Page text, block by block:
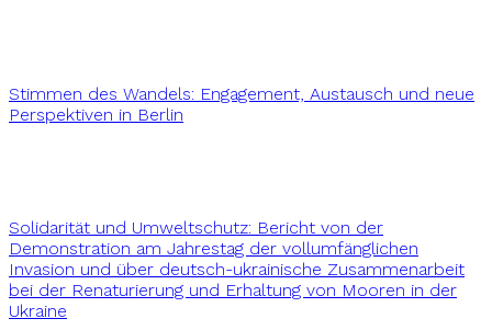
Stimmen des Wandels: Engagement, Austausch und neue
Perspektiven in Berlin
Solidarität und Umweltschutz: Bericht von der
Demonstration am Jahrestag der vollumfänglichen
Invasion und über deutsch-ukrainische Zusammenarbeit
bei der Renaturierung und Erhaltung von Mooren in der
Ukraine